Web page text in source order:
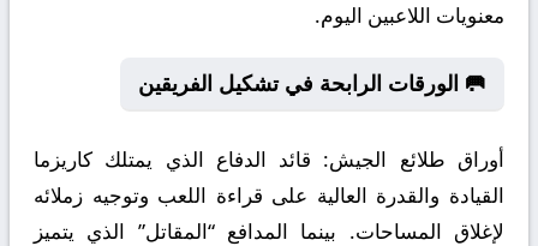
معنويات اللاعبين اليوم.
🥅 الورقات الرابحة في تشكيل الفريقين
أوراق طلائع الجيش: قائد الدفاع الذي يمتلك كاريزما
القيادة والقدرة العالية على قراءة اللعب وتوجيه زملائه
لإغلاق المساحات. بينما المدافع “المقاتل” الذي يتميز